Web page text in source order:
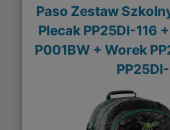
Paso Zestaw
Plecak PP25DI-116
P001BW + Worek